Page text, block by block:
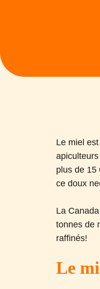
Le miel
plus de 15
ce doux
La
tonnes de
raffinés!
Le